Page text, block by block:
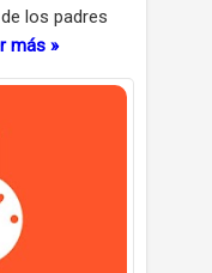
los padres
más »